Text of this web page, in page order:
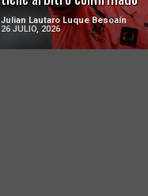
Julian Lautaro Luque Besoaín
26 JULIO, 2026